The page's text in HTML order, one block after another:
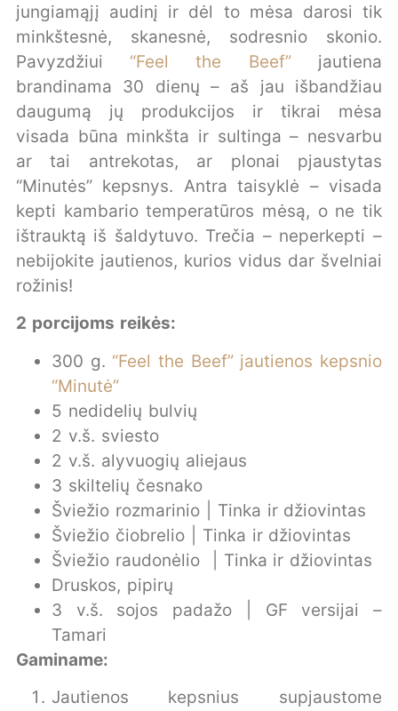
jungiamąjį audinį ir dėl to mėsa darosi tik
minkštesnė, skanesnė, sodresnio skonio.
Pavyzdžiui “Feel the Beef”jautiena
brandinama 30 dienų – aš jau išbandžiau
daugumą jų produkcijos ir tikrai mėsa
visada būna minkšta ir sultinga – nesvarbu
ar tai antrekotas, ar plonai pjaustytas
“Minutės” kepsnys. Antra taisyklė – visada
kepti kambario temperatūros mėsą, o ne tik
ištrauktą iš šaldytuvo. Trečia – neperkepti –
nebijokite jautienos, kurios vidus dar švelniai
rožinis!
2 porcijoms reikės:
300 g. “Feel the Beef” jautienos kepsnio
“Minutė”
5 nedidelių bulvių
2 v.š. sviesto
2 v.š. alyvuogių aliejaus
3 skiltelių česnako
Šviežio rozmarinio | Tinka ir džiovintas
Šviežio čiobrelio | Tinka ir džiovintas
Šviežio raudonėlio | Tinka ir džiovintas
Druskos, pipirų
3 v.š. sojos padažo | GF versijai –
Tamari
Gaminame:
Jautienos kepsnius supjaustome